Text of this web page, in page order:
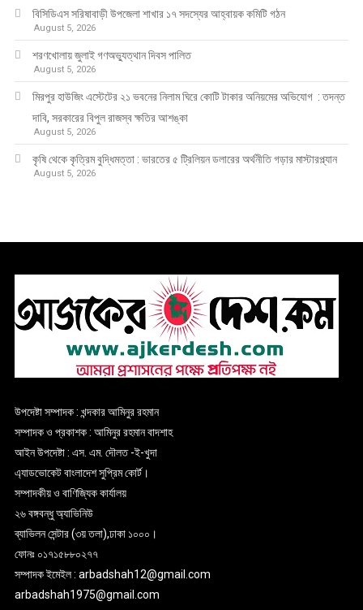
বিসিডিএস সরিষাবাড়ী উপজেলা শাখার ১৭ সদস্যের আহ্বায়ক কমিটি গঠন
August 5, 2026
শরণখোলায় জুলাই গণঅভ্যুত্থান দিবস পালিত
August 5, 2026
মিরপুর হাউজিং এস্টেটের ২১ ভবনের নিলাম ঘিরে কোটি টাকার অনিয়মের অভিযোগ : তদন্ত
দাবি, সরকারের বিপুল রাজস্ব ক্ষতির আশঙ্কা
August 5, 2026
কৃষি থেকে কৃত্রিম বুদ্ধিমত্তা : ভারতের ৫ ট্রিলিয়ন ডলারের অর্থনীতি গড়ার মাস্টারপ্ল্যান
August 5, 2026
উপদেষ্টা সম্পাদক : খন্দকার আমিনুর রহমান
সম্পাদক ও প্রকাশক : আমিনুর রহমান বাদশাহ
আইন উপদেষ্টা : এস. এম. দৌলত -ই-খুদা
এ্যাডভোকেট বাংলাদেশ সুপ্রিম কোর্ট।
সম্পাদকীয় ও বাণিজ্যিক কার্যালয়
২৬ বঙ্গবন্ধু অ্যাভিনিউ
ব্যাভিলন সেন্টার (৩য় তলা),ঢাকা ১০০০।
ফোনঃ ০১৭১৫৮৮০২৭৭
সম্পাদক ইমেইল : arbadshah12@gmail.com
arbadshah1975@gmail.com